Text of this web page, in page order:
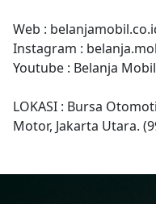
Web :
Instagram :
Youtube : Belanja Mobil
LOKASI : Bursa
Motor, Jakarta Utara.